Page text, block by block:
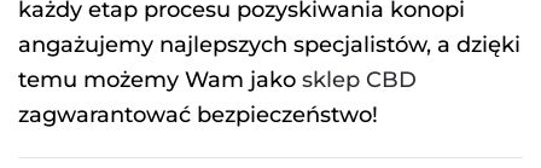
każdy etap procesu pozyskiwania konopi
angażujemy najlepszych specjalistów, a dzięki
temu możemy Wam jako sklep CBD
zagwarantować bezpieczeństwo!